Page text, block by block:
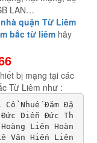
LAN…
quận Từ Liêm
bắc từ liêm hãy
bị mạng tại các
Từ Liêm như :
Nhuế Đăm Đặ
Đức Diễn Đức Th
Liên Hoàn
Văn Hiến Liên